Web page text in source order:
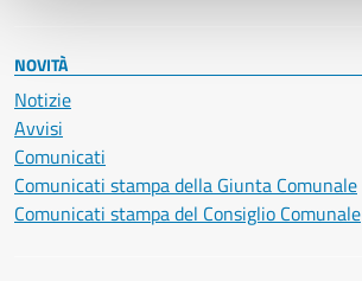
NOVITÀ
Notizie
Avvisi
Comunicati
Comunicati stampa della Giunta Comunale
Comunicati stampa del Consiglio Comunale